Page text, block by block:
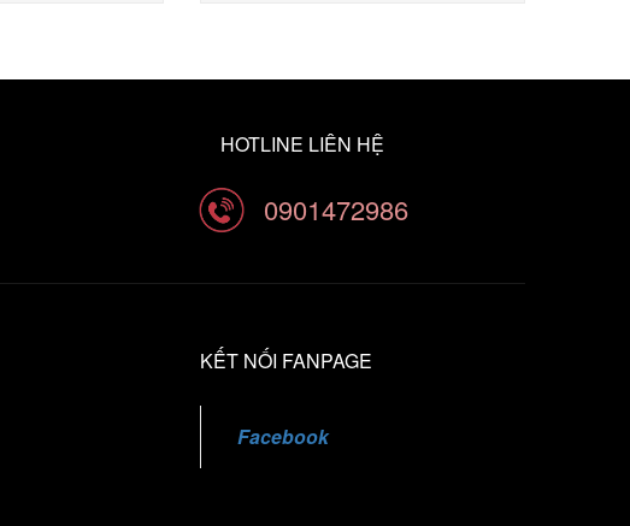
HOTLINE LIÊN HỆ
0901472986
KẾT NỐI FANPAGE
Facebook